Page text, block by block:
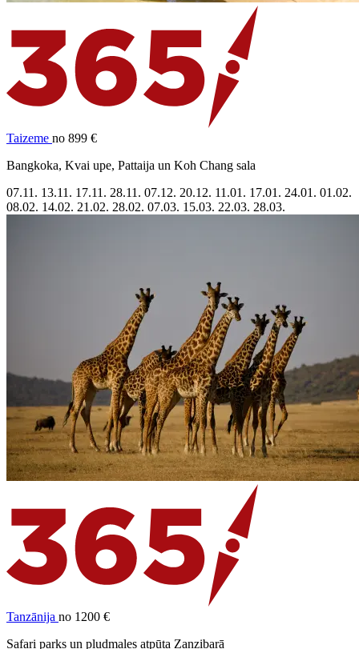
Taizeme no 899 €
Bangkoka, Kvai upe, Pattaija un Koh Chang sala
07.11. 13.11. 17.11. 28.11. 07.12. 20.12. 11.01. 17.01. 24.01. 01.02.
08.02. 14.02. 21.02. 28.02. 07.03. 15.03. 22.03. 28.03.
Tanzānija no 1200 €
Safari parks un pludmales atpūta Zanzibarā